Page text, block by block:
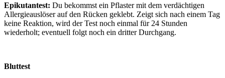
Epikutantest: Du bekommst ein Pflaster mit dem verdächtigen
Allergieauslöser auf den Rücken geklebt. Zeigt sich nach einem Tag
keine Reaktion, wird der Test noch einmal für 24 Stunden
wiederholt; eventuell folgt noch ein dritter Durchgang.
Bluttest